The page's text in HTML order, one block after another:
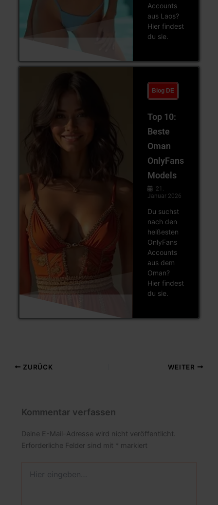
Accounts
aus Laos?
Hier findest
du sie.
Blog DE
Top 10:
Beste
Oman
OnlyFans
Models
21.
Januar 2026
Du suchst
nach den
heißesten
OnlyFans
Accounts
aus dem
Oman?
Hier findest
du sie.
ZURÜCK WEITER
Kommentar verfassen
Deine E-Mail-Adresse wird nicht veröffentlicht.
Erforderliche Felder sind mit * markiert
eingeben…